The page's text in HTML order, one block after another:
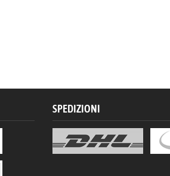
SPEDIZIONI